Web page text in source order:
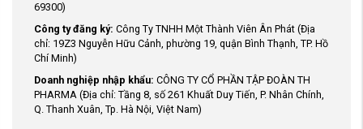
69300)
Công ty đăng ký: Công Ty TNHH Một Thành Viên Ân Phát (Địa
chỉ: 19Z3 Nguyễn Hữu Cảnh, phường 19, quận Bình Thạnh, TP. Hồ
Chí Minh)
Doanh nghiệp nhập khẩu: CÔNG TY CỔ PHẦN TẬP ĐOÀN TH
PHARMA (Địa chỉ: Tầng 8, số 261 Khuất Duy Tiến, P. Nhân Chính,
Q. Thanh Xuân, Tp. Hà Nội, Việt Nam)